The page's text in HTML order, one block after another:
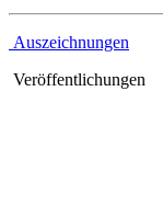
Auszeichnungen
Veröffentlichungen